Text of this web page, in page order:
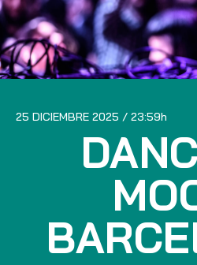
25 DICIEMBRE 2025 23:59